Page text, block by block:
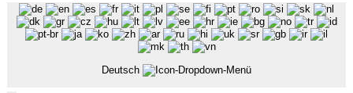
Deutsch